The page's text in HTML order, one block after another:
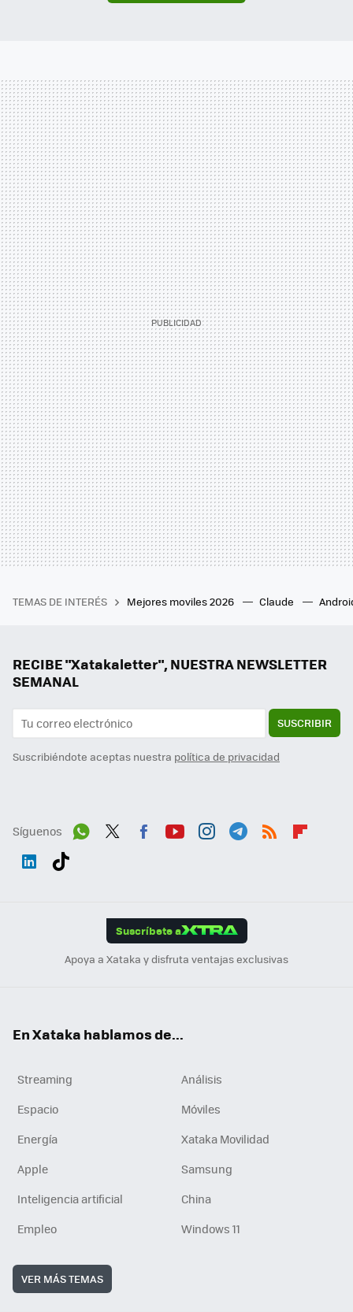
TEMAS DE INTERÉS Mejores moviles 2026 Claude
RECIBE "Xatakaletter", NUESTRA NEWSLETTER
SEMANAL
SUSCRIBIR
Suscribiéndote aceptas nuestra política de privacidad
Síguenos
Suscríbete a
Apoya a Xataka y disfruta ventajas exclusivas
En Xataka hablamos de...
Streaming
Análisis
Espacio
Móviles
Energía
Xataka Movilidad
Apple
Samsung
Inteligencia artificial
China
Empleo
Windows 11
VER MÁS TEMAS